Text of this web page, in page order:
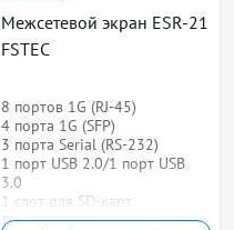
Межсетевой экран ESR-21
FSTEC
8 портов 1G (RJ-45)
4 порта 1G (SFP)
3 порта Serial (RS-232)
1 порт USB 2.0/1 порт USB
3.0
1 слот для SD-карт